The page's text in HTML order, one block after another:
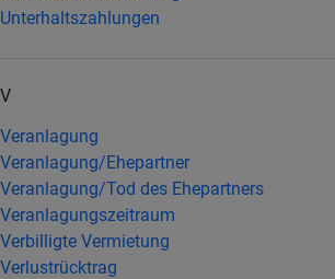
Unterhaltszahlungen
V
Veranlagung
Veranlagung/Ehepartner
Veranlagung/Tod des Ehepartners
Veranlagungszeitraum
Verbilligte Vermietung
Verlustrücktrag